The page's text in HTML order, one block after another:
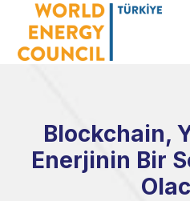
Blockchain,
Enerjinin Bir